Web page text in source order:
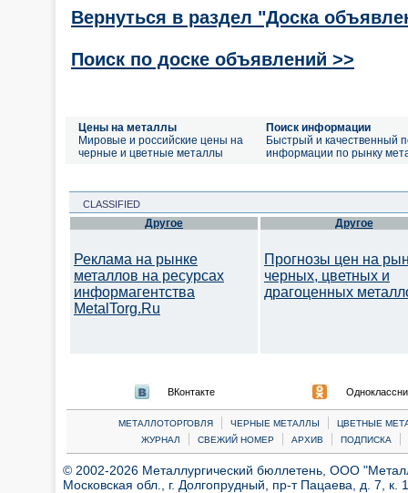
Вернуться в раздел "Доска
Поиск по доске объявлений >>
Цены на металлы
Мировые и российские цены на
черные и цветные металлы
Поиск информации
Быстрый и качественный
информации по рынку
CLASSIFIED
Другое
Реклама на рынке
металлов на ресурсах
информагентства
MetalTorg.Ru
Другое
Прогнозы цен на
черных, цветных и
драгоценных
ВКонтакте
МЕТАЛЛОТОРГОВЛЯ | ЧЕРНЫЕ МЕТАЛЛЫ |
ЦВЕТНЫЕ
ЖУРНАЛ
| СВЕЖИЙ НОМЕР | АРХИВ | ПОДПИСКА |
© 2002-2026 Металлургический бюллетень, ООО
Московская обл., г. Долгопрудный, пр-т Пацаева, д. 7,